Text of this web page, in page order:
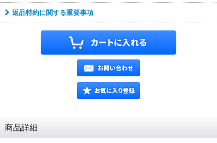
返品特約に関する重要事項
商品詳細